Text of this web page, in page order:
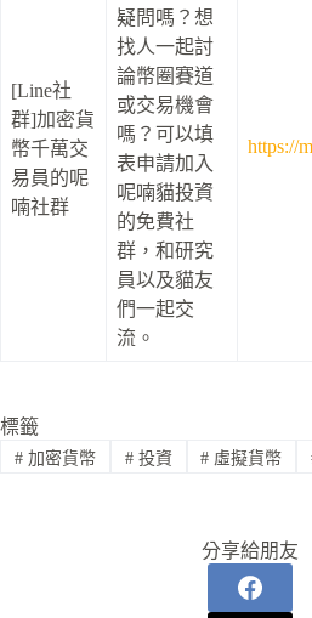
[Line社
群]加密貨
幣千萬交
易員的呢
喃社群
疑問嗎？想
找人一起討
論幣圈賽道
或交易機會
嗎？可以填
表申請加入
呢喃貓投資
的免費社
群，和研究
員以及貓友
們一起交
流。
https://
標籤
#加密貨幣 #投資 # 虛擬貨幣
分享給朋友